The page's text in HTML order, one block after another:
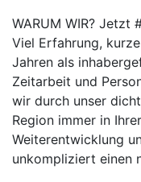
WARUM WIR? Jetzt
Viel Erfahrung,
Jahren als
Zeitarbeit und
wir durch unser
Region immer in
Weiterentwicklung
unkompliziert einen